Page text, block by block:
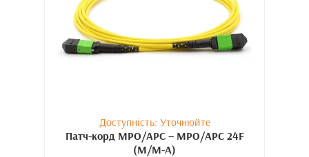
Доступність: Уточнюйте
Патч-корд MPO/APC – MPO/APC 24F
(M/M-A)